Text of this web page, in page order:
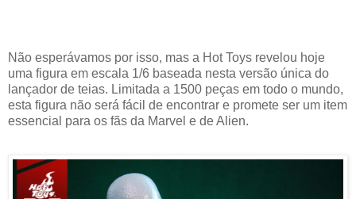
Não esperávamos por isso, mas a Hot Toys revelou hoje
uma figura em escala 1/6 baseada nesta versão única do
lançador de teias. Limitada a 1500 peças em todo o mundo,
esta figura não será fácil de encontrar e promete ser um item
essencial para os fãs da Marvel e de Alien.